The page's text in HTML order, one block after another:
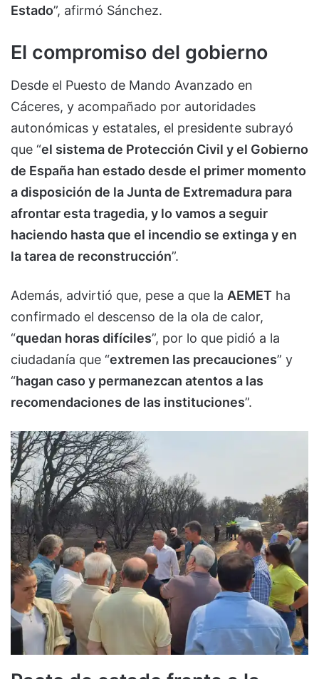
Estado”, afirmó Sánchez.
El compromiso del gobierno
Desde el Puesto de Mando Avanzado en
Cáceres, y acompañado por autoridades
autonómicas y estatales, el presidente subrayó
que “el sistema de Protección Civil y el Gobierno
de España han estado desde el primer momento
a disposición de la Junta de Extremadura para
afrontar esta tragedia, y lo vamos a seguir
haciendo hasta que el incendio se extinga y en
la tarea de reconstrucción”.
Además, advirtió que, pese a que la AEMET ha
confirmado el descenso de la ola de calor,
“quedan horas difíciles”, por lo que pidió a la
ciudadanía que “extremen las precauciones” y
“hagan caso y permanezcan atentos a las
recomendaciones de las instituciones”.